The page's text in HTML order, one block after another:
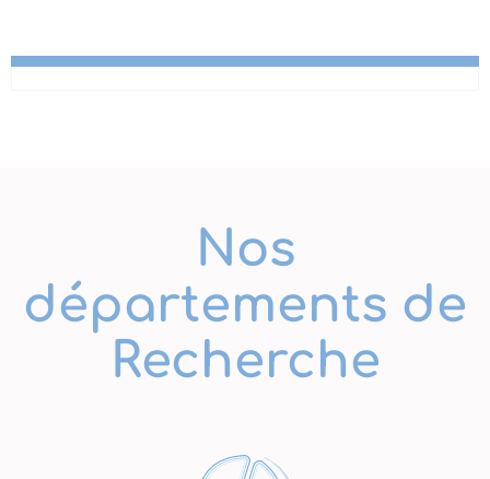
Nos
départements de
Recherche